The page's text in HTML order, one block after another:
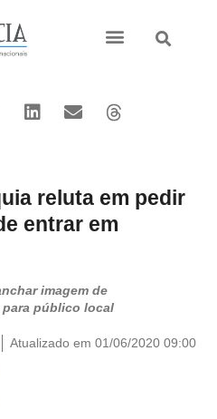
reluta em pedir
entrar em
imagem de
para público local
Atualizado em 01/06/2020 09:00